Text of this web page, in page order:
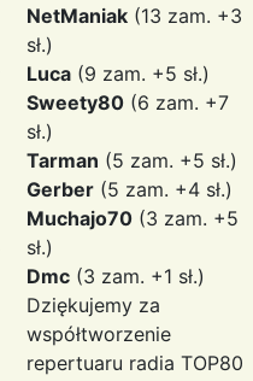
NetManiak (13 zam. +3
sł.)
Luca (9 zam. +5 sł.)
Sweety80 (6 zam. +7
sł.)
Tarman (5 zam. +5 sł.)
Gerber (5 zam. +4 sł.)
Muchajo70 (3 zam. +5
sł.)
Dmc (3 zam. +1 sł.)
Dziękujemy za
współtworzenie
repertuaru radia TOP80